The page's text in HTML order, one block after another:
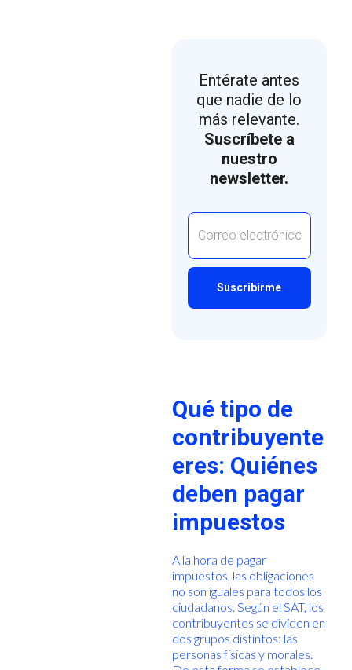
Entérate antes
que nadie de lo
más relevante.
Suscríbete a
nuestro
newsletter.
Qué tipo de
contribuyente
eres: Quiénes
deben pagar
impuestos
A la hora de pagar
impuestos, las obligaciones
no son iguales para todos los
ciudadanos. Según el SAT, los
contribuyentes se dividen en
dos grupos distintos: las
personas físicas y morales.